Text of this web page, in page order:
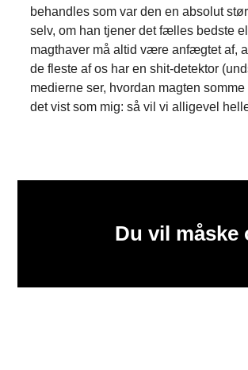
behandles som var den en absolut
selv, om han tjener det fælles bedste
magthaver må altid være anfægtet af,
de fleste af os har en shit-detektor
medierne ser, hvordan magten
det vist som mig: så vil vi alligevel
Du vil måske